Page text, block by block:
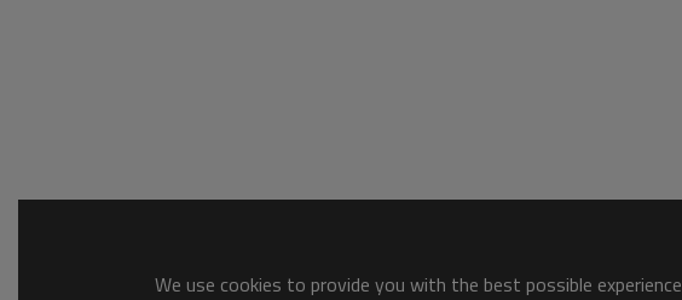
We use cookies to provide you with the best possible